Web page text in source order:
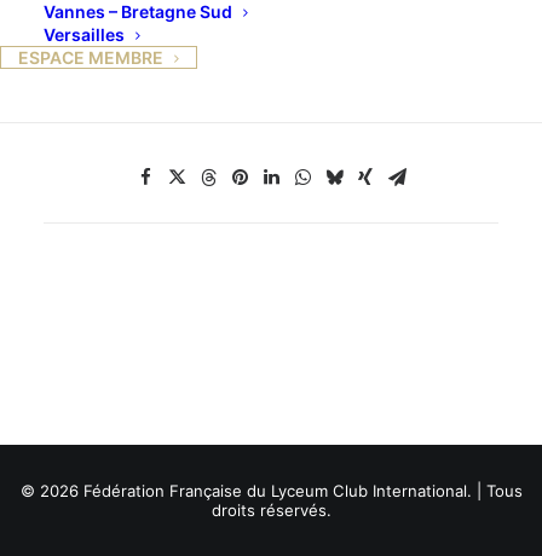
Vannes – Bretagne Sud
Versailles
ESPACE MEMBRE
Inscriptions terminées.
© 2026 Fédération Française du Lyceum Club International. | Tous
droits réservés.